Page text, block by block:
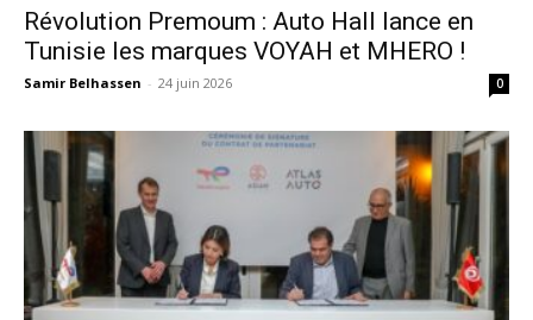
Révolution Premoum : Auto Hall lance en
Tunisie les marques VOYAH et MHERO !
Samir Belhassen - 24 juin 2026 0